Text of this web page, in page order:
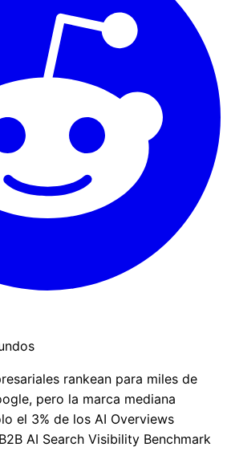
rankean para miles de
pero la marca mediana
el 3% de los AI Overviews
AI Search Visibility Benchmark